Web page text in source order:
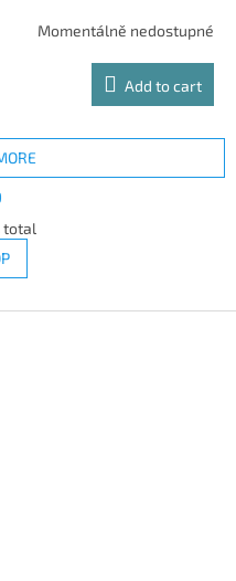
Momentálně nedostupné
Add to cart
total